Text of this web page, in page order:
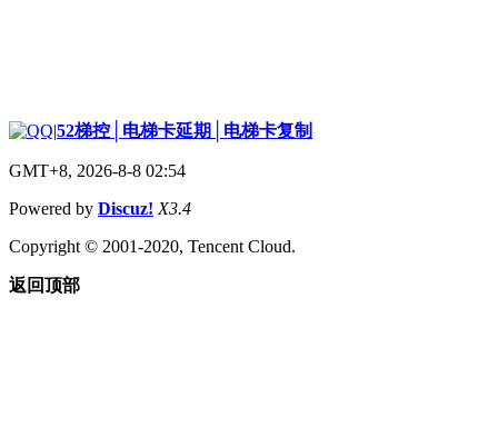
|52梯控│电梯卡延期│电梯卡复制
GMT+8, 2026-8-8 02:54
Powered by Discuz! X3.4
Copyright © 2001-2020, Tencent Cloud.
返回顶部